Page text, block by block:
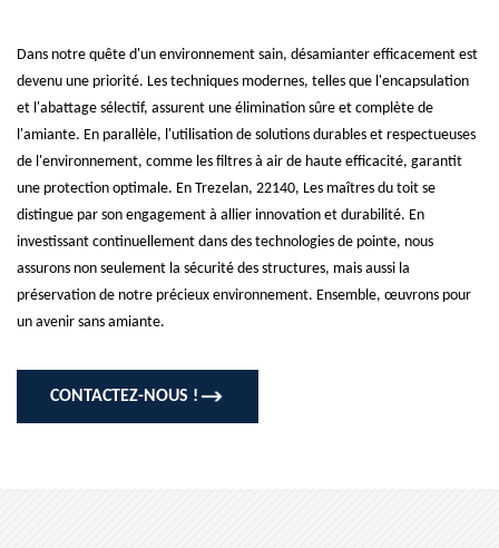
Dans notre quête d'un environnement sain, désamianter efficacement est
devenu une priorité. Les techniques modernes, telles que l'encapsulation
et l'abattage sélectif, assurent une élimination sûre et complète de
l'amiante. En parallèle, l'utilisation de solutions durables et respectueuses
de l'environnement, comme les filtres à air de haute efficacité, garantit
une protection optimale. En Trezelan, 22140, Les maîtres du toit se
distingue par son engagement à allier innovation et durabilité. En
investissant continuellement dans des technologies de pointe, nous
assurons non seulement la sécurité des structures, mais aussi la
préservation de notre précieux environnement. Ensemble, œuvrons pour
un avenir sans amiante.
CONTACTEZ-NOUS !